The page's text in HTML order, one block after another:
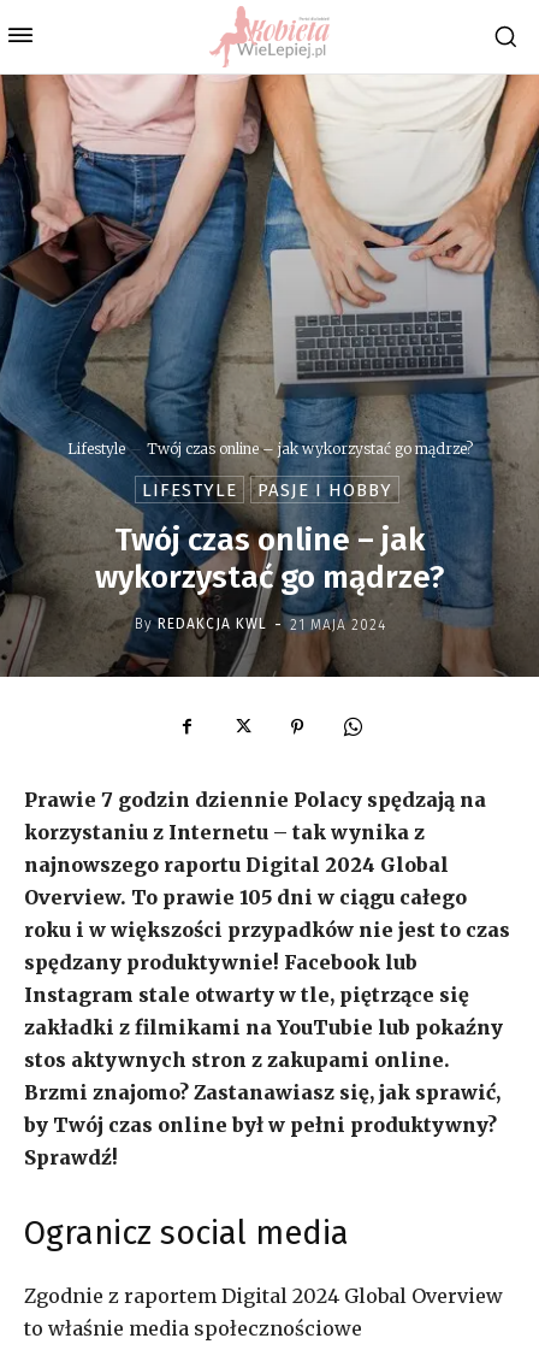
Lifestyle Twój czas online – jak wykorzystać go mądrze?
LIFESTYLE PASJE I HOBBY
Twój czas online – jak
wykorzystać go mądrze?
By REDAKCJA KWL - 21 MAJA 2024
Prawie 7 godzin dziennie Polacy spędzają na
korzystaniu z Internetu – tak wynika z
najnowszego raportu Digital 2024 Global
Overview. To prawie 105 dni w ciągu całego
roku i w większości przypadków nie jest to czas
spędzany produktywnie! Facebook lub
Instagram stale otwarty w tle, piętrzące się
zakładki z filmikami na YouTubie lub pokaźny
stos aktywnych stron z zakupami online.
Brzmi znajomo? Zastanawiasz się, jak sprawić,
by Twój czas online był w pełni produktywny?
Sprawdź!
Ogranicz social media
Zgodnie z raportem Digital 2024 Global Overview
to właśnie media społecznościowe